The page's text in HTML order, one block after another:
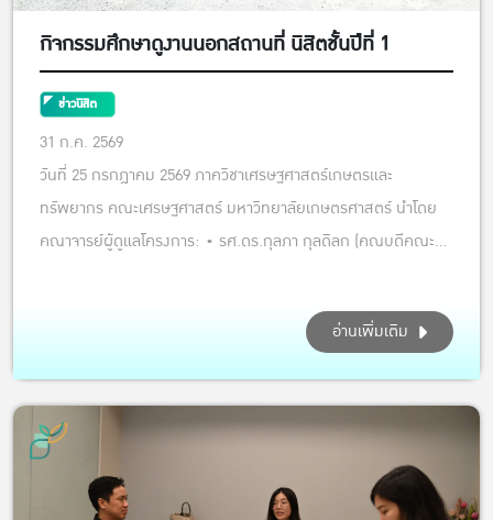
กิจกรรมศึกษาดูงานนอกสถานที่ นิสิตชั้นปีที่ 1
ข่าวนิสิต
31 ก.ค. 2569
วันที่ 25 กรกฎาคม 2569 ภาควิชาเศรษฐศาสตร์เกษตรและ
ทรัพยากร คณะเศรษฐศาสตร์ มหาวิทยาลัยเกษตรศาสตร์ นำโดย
คณาจารย์ผู้ดูแลโครงการ: • รศ.ดร.กุลภา กุลดิลก (คณบดีคณะ
และพัฒนาการศึกษา) • รศ.ดร.กัมปนาท วิจิตรศรีกมล •
อ่านเพิ่มเติม